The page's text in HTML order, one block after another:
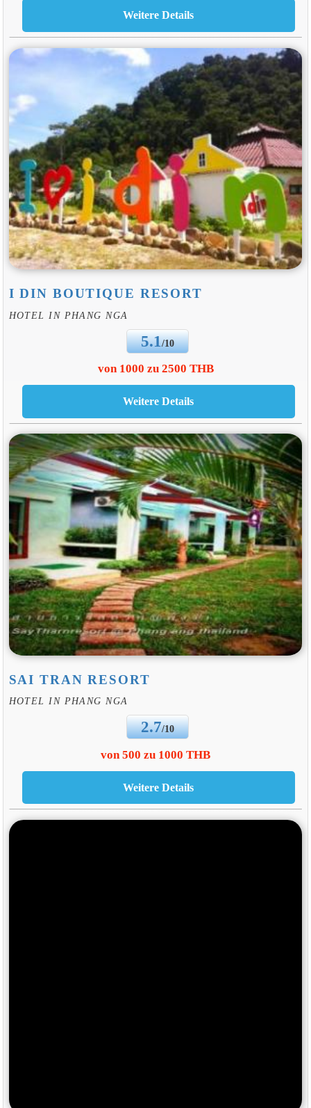
I DIN BOUTIQUE RESORT
HOTEL IN PHANG NGA
5.1/10
von 1000 zu 2500 THB
SAI TRAN RESORT
HOTEL IN PHANG NGA
2.7/10
von 500 zu 1000 THB